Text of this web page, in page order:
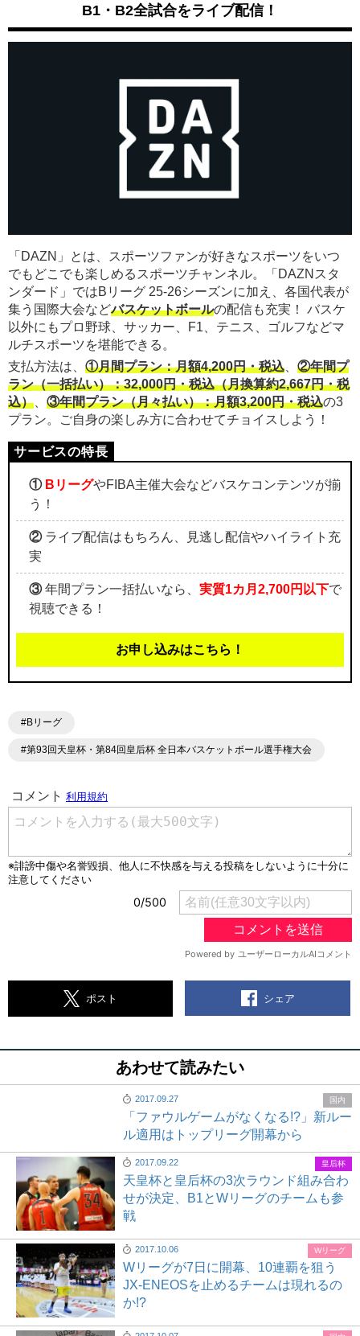
B1・B2全試合をライブ配信！
「DAZN」とは、スポーツファンが好きなスポーツをいつ
でもどこでも楽しめるスポーツチャンネル。「DAZNスタ
ンダード」ではBリーグ 25-26シーズンに加え、各国代表が
集う国際大会などバスケットボールの配信も充実！ バスケ
以外にもプロ野球、サッカー、F1、テニス、ゴルフなどマ
ルチスポーツを堪能できる。
支払方法は、 ①月間プラン：月額4,200円・税込、 ②年間プ
ラン（一括払い）：32,000円・税込（月換算約2,667円・税
込）、 ③年間プラン（月々払い）：月額3,200円・税込の3
プラン。ご自身の楽しみ方に合わせてチョイスしよう！
① BリーグやFIBA主催大会などバスケコンテンツが揃
う！
②ライブ配信はもちろん、見逃し配信やハイライト充
実
③年間プラン一括払いなら、 実質1カ月2,700円以下で
視聴できる！
お申し込みはこちら！
#Bリーグ
#第93回天皇杯・第84回皇后杯 全日本バスケットボール選手権大会
ポスト シェア
あわせて読みたい
2017.09.27
「ファウルゲームがなくなる!?」新ルー
ル適用はトップリーグ開幕から
国内
2017.09.22
天皇杯と皇后杯の3次ラウンド組み合わ
せが決定、B1とWリーグのチームも参
戦
皇后杯
2017.10.06
Wリーグが7日に開幕、10連覇を狙う
JX-ENEOSを止めるチームは現れるの
か!?
Wリーグ